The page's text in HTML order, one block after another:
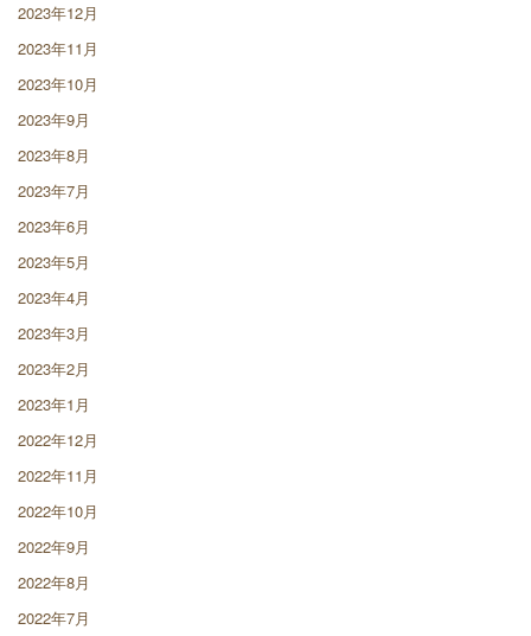
2023年12月
2023年11月
2023年10月
2023年9月
2023年8月
2023年7月
2023年6月
2023年5月
2023年4月
2023年3月
2023年2月
2023年1月
2022年12月
2022年11月
2022年10月
2022年9月
2022年8月
2022年7月